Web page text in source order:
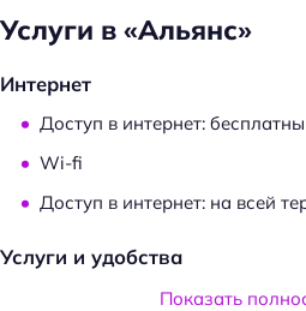
Услуги в «Альянс»
Интернет
Доступ в интернет:
Wi-fi
Доступ в интернет: на всей
Услуги и удобства
Камера храненияПоказать